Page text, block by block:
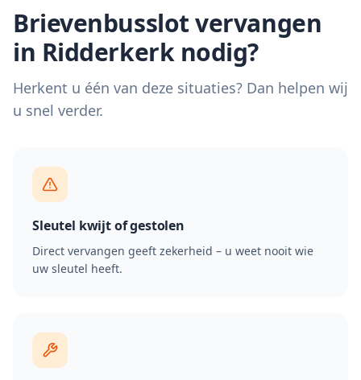
Brievenbusslot vervangen
in Ridderkerknodig?
Herkent u één van deze situaties? Dan helpen wij
u snel verder.
Sleutel kwijt of gestolen
Direct vervangen geeft zekerheid – u weet nooit wie
uw sleutel heeft.